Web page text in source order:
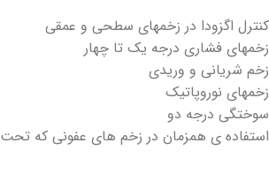
کنترل اگزودا در زخمهای سطحی و عمقی
زخمهای فشاری درجه یک تا چهار
زخم شریانی و وریدی
زخمهای نوروپاتیک
سوختگی درجه دو
استفاده ی همزمان در زخم های عفونی که